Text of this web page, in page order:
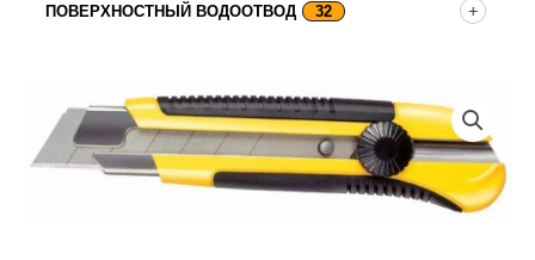
ПОВЕРХНОСТНЫЙ ВОДООТВОД 32